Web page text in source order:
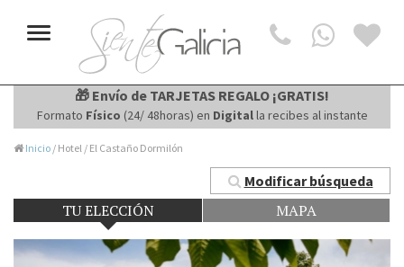
Toggle
navigation
🎁 Envío de TARJETAS REGALO ¡GRATIS!
Formato Físico (24/ 48horas) en Digitalla recibes al instante
Inicio / Hotel / El Castaño Dormilón
Modificar búsqueda
TU ELECCIÓN MAPA